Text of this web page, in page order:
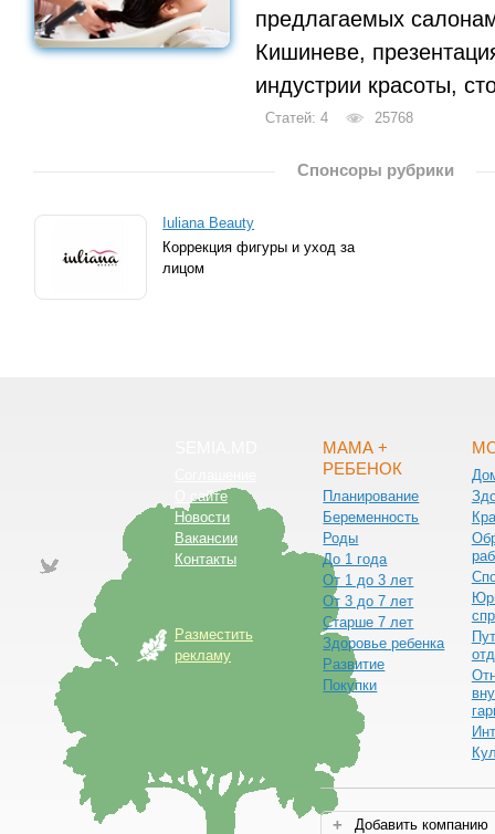
предлагаемых
Кишиневе,
индустрии красоты,
Статей: 4 25768
Спонсоры рубрики
Iuliana Beauty
Коррекция фигуры и уход за
лицом
О сайте
Новости
Вакансии
Контакты
Разместить
рекламу
МАМА +
РЕБЕНОК
Планирование
Беременность
Роды
До 1 года
От 1 до 3 лет
От 3 до 7 лет
Старше 7 лет
Здоровье ребенка
Развитие
Покупки
Добавить компанию